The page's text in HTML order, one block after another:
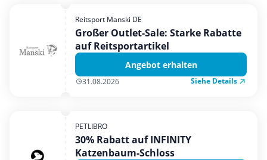
Urlaub & Reise
Reitsport Manski DE
Großer Outlet-Sale: Starke Rabatte
auf Reitsportartikel
Angebot erhalten
31.08.2026 Siehe Details
PETLIBRO
30% Rabatt auf INFINITY
Katzenbaum-Schloss